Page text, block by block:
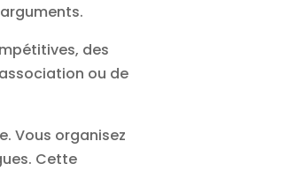
des
ou de
Vous organisez
Cette